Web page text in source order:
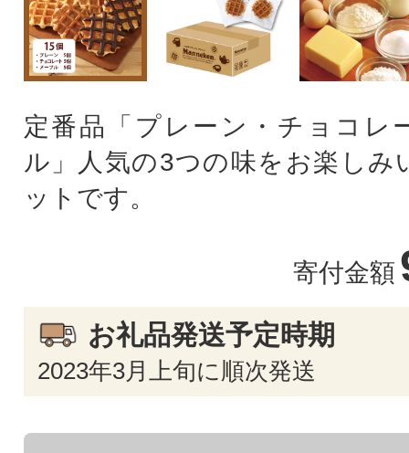
定番品「プレーン・チョコレ
ル」人気の3つの味をお楽しみ
ットです。
寄付金額
お礼品発送予定時期
2023年3月上旬に順次発送